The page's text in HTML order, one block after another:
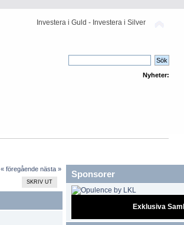
Investera i Guld - Investera i Silver
Nyheter:
« föregående nästa »
SKRIV UT
Sponsorer
Exklusiva